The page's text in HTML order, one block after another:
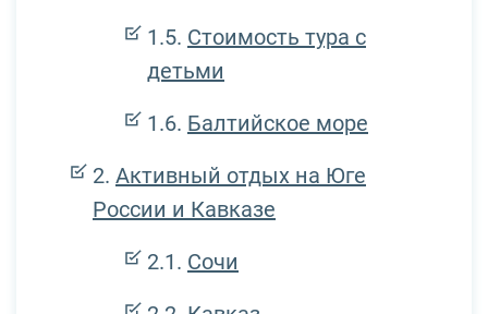
Стоимость тура с
детьми
Балтийское море
Активный отдых на Юге
России и Кавказе
Сочи